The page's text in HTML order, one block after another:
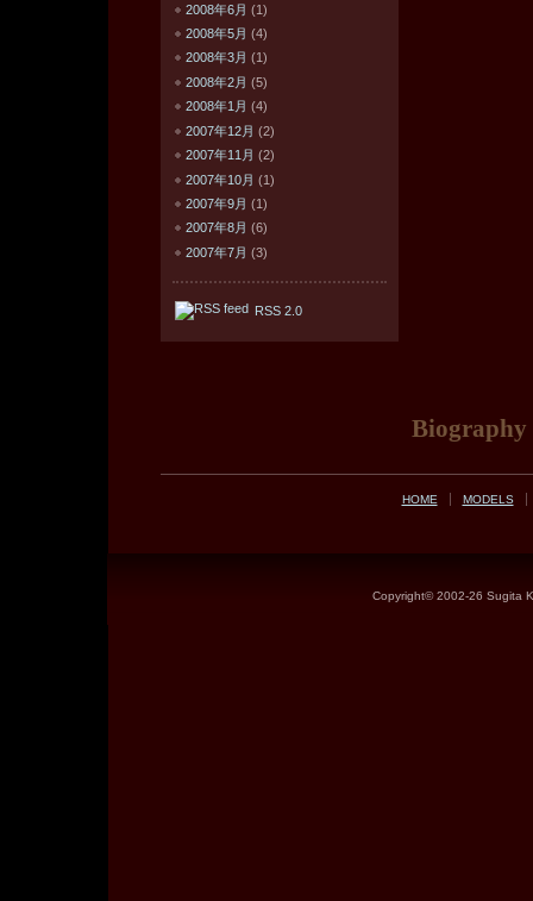
2008年6月 (1)
2008年5月 (4)
2008年3月 (1)
2008年2月 (5)
2008年1月 (4)
2007年12月 (2)
2007年11月 (2)
2007年10月 (1)
2007年9月 (1)
2007年8月 (6)
2007年7月 (3)
RSS 2.0
Biography
HOME MODELS
Copyright©2002-26 Sugita